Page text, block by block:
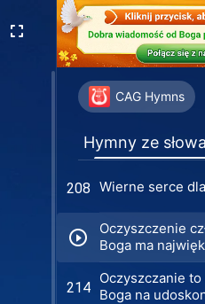
CAG Hymns
Hymny ze
udoskonalony
205
Świadkowie
zmianę
206
Poznanie Boga
ostatecznym
ludzkości
207 może Go
208 Wierne serce
Oczyszczenie
Boga ma
214
Oczyszczanie
Boga na